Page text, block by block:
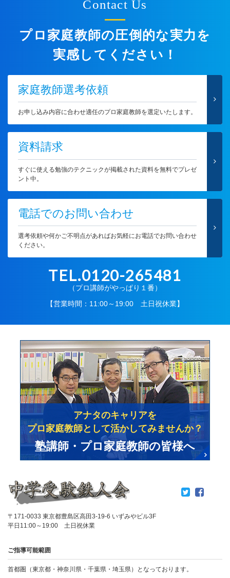
Contact Us
プロ家庭教師の圧倒的な実力を
実感してください！
家庭教師選考依頼
お申し込み内容に合わせ適任のプロ家庭教師を選定いたします。
資料請求
すぐに使える勉強のテクニックが掲載された資料を無料でプレゼ
ント中。
電話でのお問い合わせ
選考依頼や何かご不明点があればお気軽にお電話でお問い合わせ
ください。
TEL.0120-265481
（プロ講師がやっぱり１番）
【営業時間：11:00～19:00 土日祝休業】
〒171-0033 東京都豊島区高田3-19-6 いずみやビル3F
平日11:00～19:00 土日祝休業
ご指導可能範囲
首都圏（東京都・神奈川県・千葉県・埼玉県）となっております。
アナタのキャリアを
プロ家庭教師として活かしてみませんか？
塾講師・プロ家庭教師の皆様へ